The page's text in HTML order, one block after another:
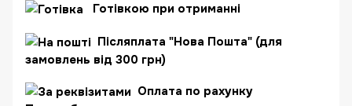
Готівкою при отриманні
Післяплата "Нова Пошта" (для
замовлень від 300 грн)
Оплата по рахунку